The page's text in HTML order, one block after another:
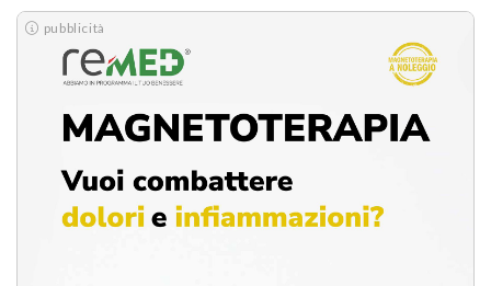
pubblicità